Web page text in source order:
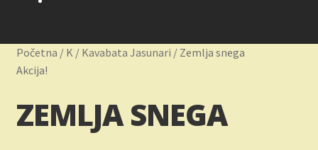
Korpa
Kupovina, isporuka i reklamacije
Početna / K/ Kavabata Jasunari / Zemlja snega
Akcija!
ZEMLJA SNEGA